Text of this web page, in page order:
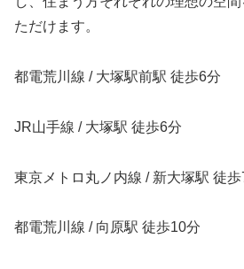
ただけます。
都電荒川線 / 大塚駅前駅 徒歩6分
JR山手線 / 大塚駅 徒歩6分
東京メトロ丸ノ内線 / 新大塚駅 徒歩
都電荒川線 / 向原駅 徒歩10分